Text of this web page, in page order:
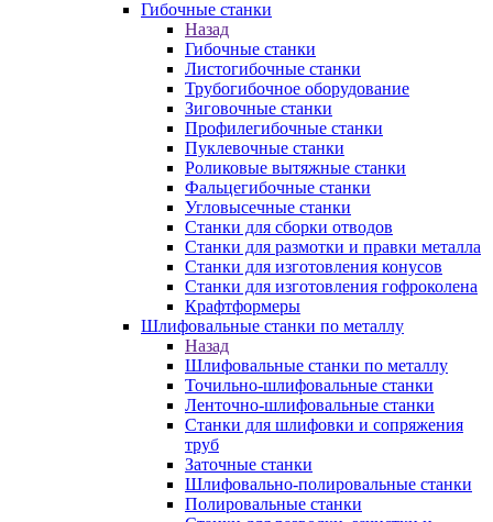
Гибочные станки
Назад
Гибочные станки
Листогибочные станки
Трубогибочное оборудование
Зиговочные станки
Профилегибочные станки
Пуклевочные станки
Роликовые вытяжные станки
Фальцегибочные станки
Угловысечные станки
Станки для сборки отводов
Станки для размотки и правки металла
Станки для изготовления конусов
Станки для изготовления гофроколена
Крафтформеры
Шлифовальные станки по металлу
Назад
Шлифовальные станки по металлу
Точильно-шлифовальные станки
Ленточно-шлифовальные станки
Станки для шлифовки и сопряжения
труб
Заточные станки
Шлифовально-полировальные станки
Полировальные станки